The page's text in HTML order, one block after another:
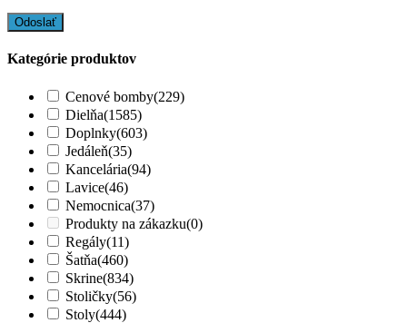
Kategórie produktov
Cenové bomby(229)
Dielňa(1585)
Doplnky(603)
Jedáleň(35)
Kancelária(94)
Lavice(46)
Nemocnica(37)
Produkty na zákazku(0)
Regály(11)
Šatňa(460)
Skrine(834)
Stoličky(56)
Stoly(444)